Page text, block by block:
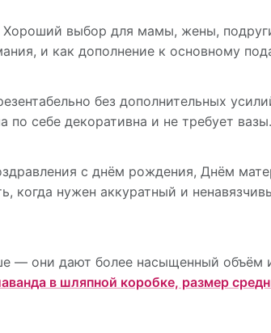
выбор для мамы, жены,
и как дополнение к основному
без дополнительных
себе декоративна и не требует вазы.
с днём рождения, Днём
когда нужен аккуратный и
— они дают более насыщенный объём
в шляпной коробке, размер